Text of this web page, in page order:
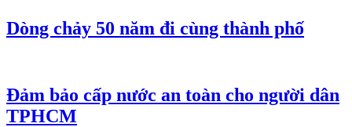
Dòng chảy 50 năm đi cùng thành phố
Đảm bảo cấp nước an toàn cho người dân
TPHCM